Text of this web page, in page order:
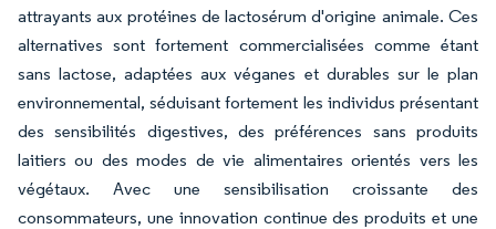
attrayants aux protéines de lactosérum d'origine animale. Ces
alternatives sont fortement commercialisées comme étant
sans lactose, adaptées aux véganes et durables sur le plan
environnemental, séduisant fortement les individus présentant
des sensibilités digestives, des préférences sans produits
laitiers ou des modes de vie alimentaires orientés vers les
végétaux. Avec une sensibilisation croissante des
consommateurs, une innovation continue des produits et une